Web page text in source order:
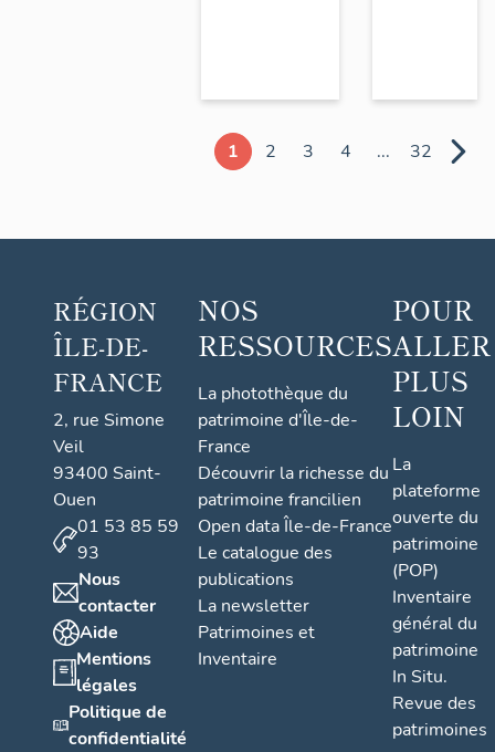
1 2 3 4 ... 32
RÉGION
ÎLE-DE-
FRANCE
2, rue Simone
Veil
93400 Saint-
Ouen
01 53 85 59
93
Nous
contacter
Aide
Mentions
légales
Politique de
confidentialité
NOS
RESSOURCES
La photothèque du
patrimoine d'Île-de-
France
Découvrir la richesse du
patrimoine francilien
Open data Île-de-France
Le catalogue des
publications
La newsletter
Patrimoines et
Inventaire
POUR
ALLER
PLUS
LOIN
La
plateforme
ouverte du
patrimoine
(POP)
Inventaire
général du
patrimoine
In Situ.
Revue des
patrimoines